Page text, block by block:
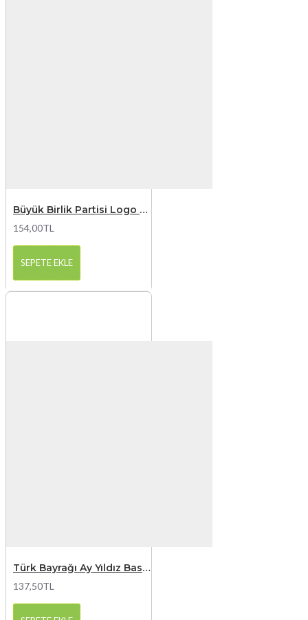
Büyük Birlik Partisi Logo Baskılı Tisort
154,00TL
SEPETE EKLE
Türk Bayrağı Ay Yıldız Baskılı Kırmızı Çocuk Tişört 6
137,50TL